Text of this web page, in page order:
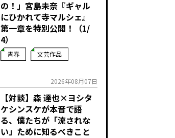
の！」宮島未奈『ギャル
にひかれて寺マルシェ』
第一章を特別公開！（1/
4）
青春 文芸作品
2026年08月07日
【対談】森 達也×ヨシタ
ケシンスケが本音で語
る、僕たちが「流されな
い」ために知るべきこと